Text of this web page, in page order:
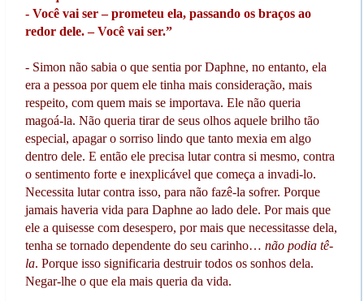
- Você vai ser – prometeu ela, passando os braços ao
redor dele. – Você vai ser.”
- Simon não sabia o que sentia por Daphne, no entanto, ela
era a pessoa por quem ele tinha mais consideração, mais
respeito, com quem mais se importava. Ele não queria
magoá-la. Não queria tirar de seus olhos aquele brilho tão
especial, apagar o sorriso lindo que tanto mexia em algo
dentro dele. E então ele precisa lutar contra si mesmo, contra
o sentimento forte e inexplicável que começa a invadi-lo.
Necessita lutar contra isso, para não fazê-la sofrer. Porque
jamais haveria vida para Daphne ao lado dele. Por mais que
ele a quisesse com desespero, por mais que necessitasse dela,
tenha se tornado dependente do seu carinho… não podia tê-
la. Porque isso significaria destruir todos os sonhos dela.
Negar-lhe o que ela mais queria da vida.